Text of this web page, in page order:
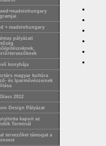
+ madeinhungary
pályázati
konyhája
magyar kultúra
és Iparművészeinek
2012
Design Pályázat
kapuit az
Terminál
tervezőket támogat a